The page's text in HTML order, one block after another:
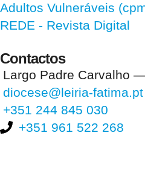
Adultos Vulneráveis
REDE - Revista Digital
Contactos
Largo Padre Carvalho
diocese@leiria-fatima.pt
+351 244 845 030
+351 961 522 268